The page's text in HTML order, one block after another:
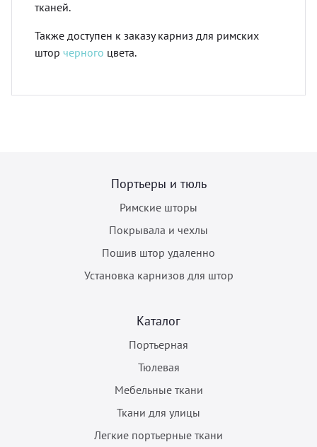
тканей.
Также доступен к заказу карниз для римских
штор черного цвета.
Портьеры и тюль
Римские шторы
Покрывала и чехлы
Пошив штор удаленно
Установка карнизов для штор
Каталог
Портьерная
Тюлевая
Мебельные ткани
Ткани для улицы
Легкие портьерные ткани